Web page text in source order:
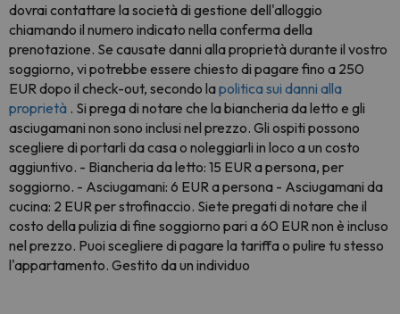
dovrai contattare la società di gestione dell'alloggio
chiamando il numero indicato nella conferma della
prenotazione. Se causate danni alla proprietà durante il vostro
soggiorno, vi potrebbe essere chiesto di pagare fino a 250
EUR dopo il check-out, secondo lapolitica sui danni alla
proprietà . Si prega di notare che la biancheria da letto e gli
asciugamani non sono inclusi nel prezzo. Gli ospiti possono
scegliere di portarli da casa o noleggiarli in loco a un costo
aggiuntivo. - Biancheria da letto: 15 EUR a persona, per
soggiorno. - Asciugamani: 6 EUR a persona - Asciugamani da
cucina: 2 EUR per strofinaccio. Siete pregati di notare che il
costo della pulizia di fine soggiorno pari a 60 EUR non è incluso
nel prezzo. Puoi scegliere di pagare la tariffa o pulire tu stesso
l'appartamento. Gestito da un individuo